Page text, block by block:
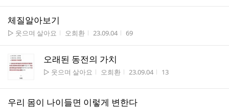
체질알아보기
게시판명
▷ 웃으며 살아요 작성자
오희환 작성시간
23.09.04 조회수
69
오래된 동전의 가치
게시판명
▷ 웃으며 살아요 작성자
오희환 작성시간
23.09.04 조회수
13
우리 몸이 나이들면 이렇게 변한다